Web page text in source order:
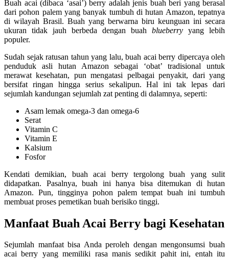
Buah acai (dibaca ‘asai’) berry adalah jenis buah beri yang berasal
dari pohon palem yang banyak tumbuh di hutan Amazon, tepatnya
di wilayah Brasil. Buah yang berwarna biru keunguan ini secara
ukuran tidak jauh berbeda dengan buah blueberry yang lebih
populer.
Sudah sejak ratusan tahun yang lalu, buah acai berry dipercaya oleh
penduduk asli hutan Amazon sebagai ‘obat’ tradisional untuk
merawat kesehatan, pun mengatasi pelbagai penyakit, dari yang
bersifat ringan hingga serius sekalipun. Hal ini tak lepas dari
sejumlah kandungan sejumlah zat penting di dalamnya, seperti:
Asam lemak omega-3 dan omega-6
Serat
Vitamin C
Vitamin E
Kalsium
Fosfor
Kendati demikian, buah acai berry tergolong buah yang sulit
didapatkan. Pasalnya, buah ini hanya bisa ditemukan di hutan
Amazon. Pun, tingginya pohon palem tempat buah ini tumbuh
membuat proses pemetikan buah berisiko tinggi.
Manfaat Buah Acai Berry bagi Kesehatan
Sejumlah manfaat bisa Anda peroleh dengan mengonsumsi buah
acai berry yang memiliki rasa manis sedikit pahit ini, entah itu